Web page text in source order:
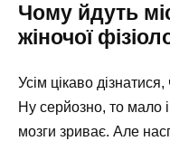
Чому йдуть
жіночої
Усім цікаво
Ну серйозно, то мало
мозги зриває. Але